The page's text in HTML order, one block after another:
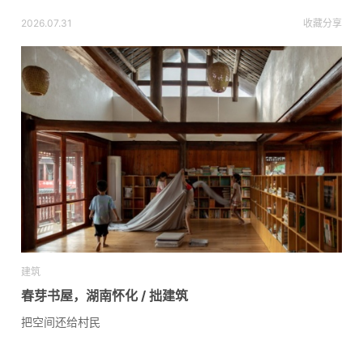
2026.07.31 收藏分享
建筑
春芽书屋，湖南怀化 / 拙建筑
把空间还给村民